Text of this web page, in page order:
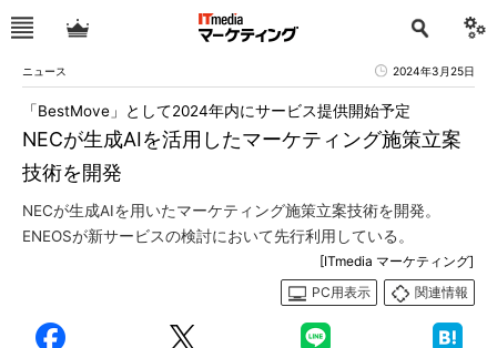
ニュース 2024年3月25日
NECが生成AIを活用したマーケティング施策立案
技術を開発
「BestMove」として2024年内にサービス提供開始予定
NECが生成AIを用いたマーケティング施策立案技術を開発。
ENEOSが新サービスの検討において先行利用している。
[ITmedia マーケティング]
PC用表示
関連情報